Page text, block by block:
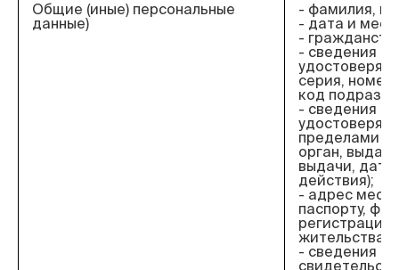
Общие (иные) персональные
данные)
- фамилия,
- дата и
-
- сведения о
серия,
код
- сведения о
пределами
орган,
выдачи, дата
действия);
- адрес
паспорту,
регистрации
жительства;
- сведения о